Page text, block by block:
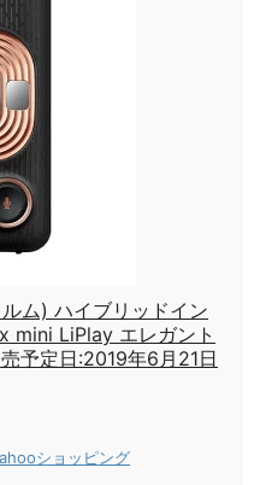
ム) ハイブリッドイン
mini LiPlay エレガント
予定日:2019年6月21日
ショッピング